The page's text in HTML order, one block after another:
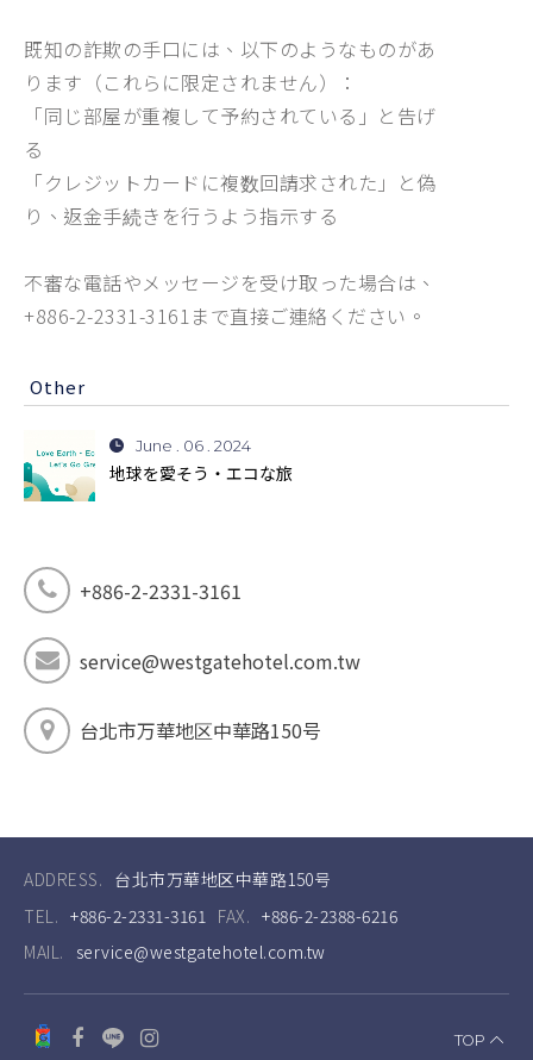
既知の詐欺の手口には、以下のようなものがあ
ります（これらに限定されません）：
「同じ部屋が重複して予約されている」と告げ
る
「クレジットカードに複数回請求された」と偽
り、返金手続きを行うよう指示する
不審な電話やメッセージを受け取った場合は、
+886-2-2331-3161まで直接ご連絡ください。
Other
June . 06 . 2024
地球を愛そう・エコな旅
+886-2-2331-3161
service@westgatehotel.com.tw
台北市万華地区中華路150号
ADDRESS. 台北市万華地区中華路150号
TEL. +886-2-2331-3161 FAX. +886-2-2388-6216
MAIL.
service@westgatehotel.com.tw
TOP